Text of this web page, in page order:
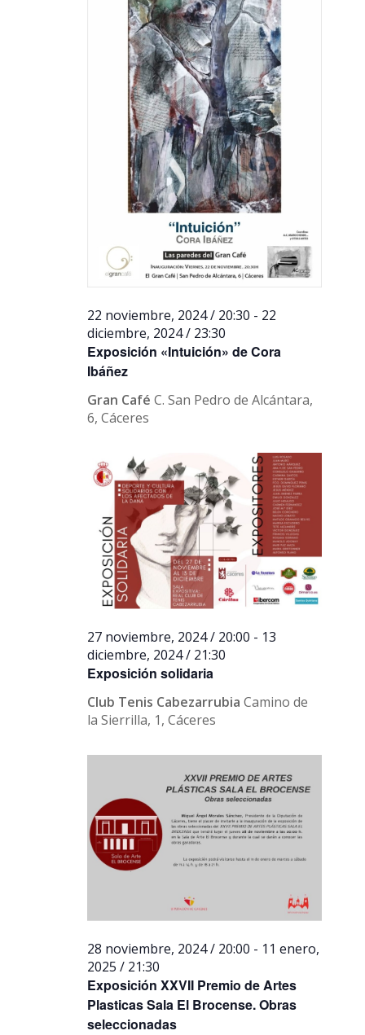
Exposición «Intuición» de Cora
Ibáñez
22 noviembre, 2024 / 20:30 - 22
diciembre, 2024 / 23:30
Gran CaféC. San Pedro de Alcántara,
6, Cáceres
Exposición solidaria
27 noviembre, 2024 / 20:00 - 13
diciembre, 2024 / 21:30
Club Tenis CabezarrubiaCamino de
la Sierrilla, 1, Cáceres
Exposición XXVII Premio de Artes
Plasticas Sala El Brocense. Obras
seleccionadas
28 noviembre, 2024 / 20:00 - 11 enero,
2025 / 21:30